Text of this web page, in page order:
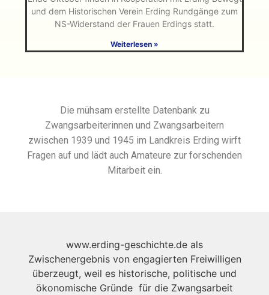
und dem Historischen Verein Erding Rundgänge zum
NS-Widerstand der Frauen Erdings statt.
Weiterlesen »
Die mühsam erstellte Datenbank zu
Zwangsarbeiterinnen und Zwangsarbeitern
zwischen 1939 und 1945 im Landkreis Erding wirft
Fragen auf und lädt auch Amateure zur forschenden
Mitarbeit ein.
www.erding-geschichte.de als
Zwischenergebnis von engagierten Freiwilligen
überzeugt, weil es historische, politische und
ökonomische Gründe für die Zwangsarbeit